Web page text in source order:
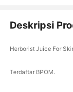
Deskripsi
Herborist Juice For
Terdaftar BPOM.